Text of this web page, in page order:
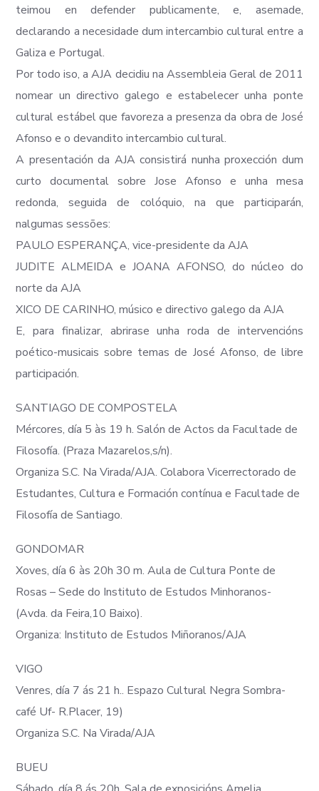
teimou en defender publicamente, e, asemade,
declarando a necesidade dum intercambio cultural entre a
Galiza e Portugal.
Por todo iso, a AJA decidiu na Assembleia Geral de 2011
nomear un directivo galego e estabelecer unha ponte
cultural estábel que favoreza a presenza da obra de José
Afonso e o devandito intercambio cultural.
A presentación da AJA consistirá nunha proxección dum
curto documental sobre Jose Afonso e unha mesa
redonda, seguida de colóquio, na que participarán,
nalgumas sessões:
PAULO ESPERANÇA, vice-presidente da AJA
JUDITE ALMEIDA e JOANA AFONSO, do núcleo do
norte da AJA
XICO DE CARINHO, músico e directivo galego da AJA
E, para finalizar, abrirase unha roda de intervencións
poético-musicais sobre temas de José Afonso, de libre
participación.
SANTIAGO DE COMPOSTELA
Mércores, día 5 às 19 h. Salón de Actos da Facultade de
Filosofía. (Praza Mazarelos,s/n).
Organiza S.C. Na Virada/AJA. Colabora Vicerrectorado de
Estudantes, Cultura e Formación contínua e Facultade de
Filosofía de Santiago.
GONDOMAR
Xoves, día 6 às 20h 30 m. Aula de Cultura Ponte de
Rosas – Sede do Instituto de Estudos Minhoranos-
(Avda. da Feira,10 Baixo).
Organiza: Instituto de Estudos Miñoranos/AJA
VIGO
Venres, día 7 ás 21 h.. Espazo Cultural Negra Sombra-
café Uf- R.Placer, 19)
Organiza S.C. Na Virada/AJA
BUEU